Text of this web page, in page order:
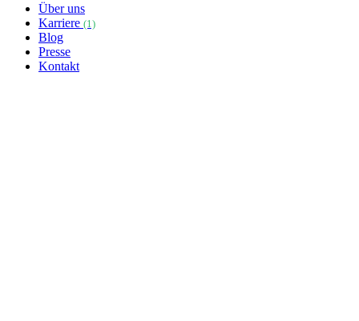
Über uns
Karriere (1)
Blog
Presse
Kontakt